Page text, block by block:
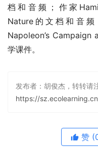
档和音频；作家
Nature的文档和音
Napoleon’s Campaign
学课件。
发布者：胡俊杰，转转请
https://
赞